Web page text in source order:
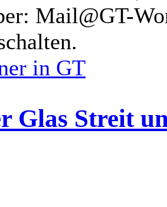
Mail@GT-
in GT
Glas Streit